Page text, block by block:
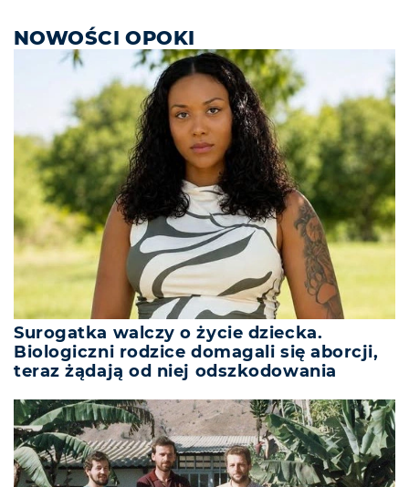
NOWOŚCI OPOKI
Surogatka walczy o życie dziecka.
Biologiczni rodzice domagali się aborcji,
teraz żądają od niej odszkodowania